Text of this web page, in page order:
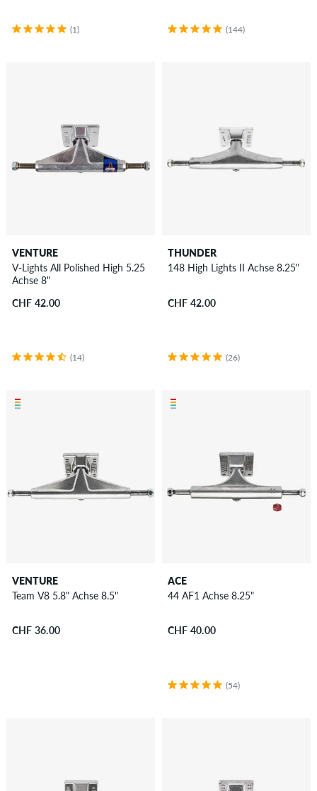
(1) (144)
VENTURE
V-Lights All Polished High 5.25
Achse 8"
CHF 42.00
(14)
THUNDER
148 High Lights II Achse 8.25"
CHF 42.00
(26)
VENTURE
Team V8 5.8" Achse 8.5"
CHF 36.00
ACE
44 AF1 Achse 8.25"
CHF 40.00
(54)